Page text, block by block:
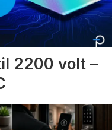
2200 volt –